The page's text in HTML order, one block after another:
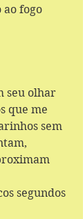
ao fogo
seu olhar
que me
sem
segundos